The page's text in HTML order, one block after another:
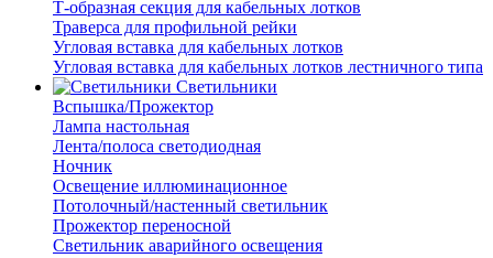
Т-образная секция для кабельных лотков
Траверса для профильной рейки
Угловая вставка для кабельных лотков
Угловая вставка для кабельных лотков лестничного типа
Светильники
Вспышка/Прожектор
Лампа настольная
Лента/полоса светодиодная
Ночник
Освещение иллюминационное
Потолочный/настенный светильник
Прожектор переносной
Светильник аварийного освещения